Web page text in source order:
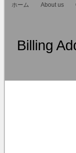
ホーム
About us
Billing